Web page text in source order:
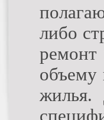
либо
ремонт
объему
жилья.